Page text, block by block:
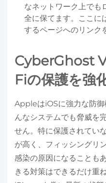
なネットワーク上でも
全に保てます。ここに
するページへのリンク
CyberGhost
Fiの保護を強
AppleはiOSに強力な防
んなシステムでも脅威を
せん。特に保護されてい
が高く、フィッシングリ
感染の原因になることも
きる対策はできるだけ重